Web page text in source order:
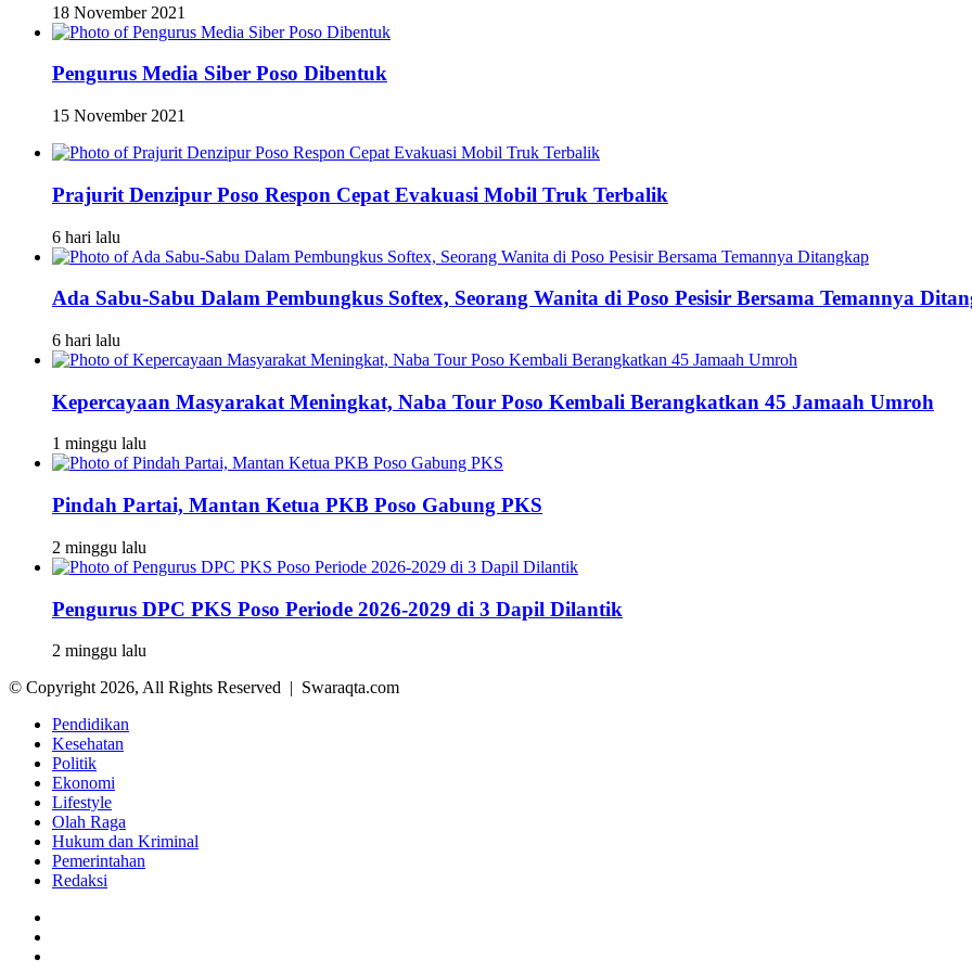
18 November 2021
Pengurus Media Siber Poso Dibentuk
15 November 2021
Prajurit Denzipur Poso Respon Cepat Evakuasi Mobil Truk Terbalik
6 hari lalu
Ada Sabu-Sabu Dalam Pembungkus Softex, Seorang Wanita di Poso Pesisir Bersama Temannya
6 hari lalu
Kepercayaan Masyarakat Meningkat, Naba Tour Poso Kembali Berangkatkan 45 Jamaah Umroh
1 minggu lalu
Pindah Partai, Mantan Ketua PKB Poso Gabung PKS
2 minggu lalu
Pengurus DPC PKS Poso Periode 2026-2029 di 3 Dapil Dilantik
2 minggu lalu
© Copyright 2026, All Rights Reserved | Swaraqta.com
Pendidikan
Kesehatan
Politik
Ekonomi
Lifestyle
Olah Raga
Hukum dan Kriminal
Pemerintahan
Redaksi